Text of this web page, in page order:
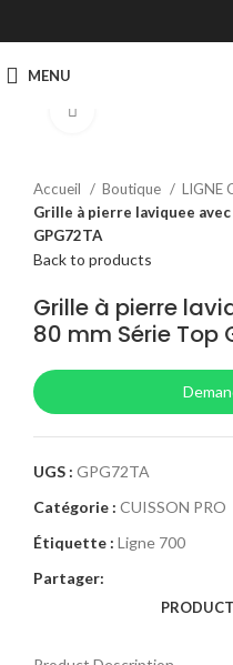
MENU
Accueil Boutique LIGNE
Grille à pierre laviquee
GPG72TA
Back to products
Grille à pierre
80 mm Série Top
UGS : GPG72TA
Catégorie : CUISSON PRO
Étiquette : Ligne 700
Partager: